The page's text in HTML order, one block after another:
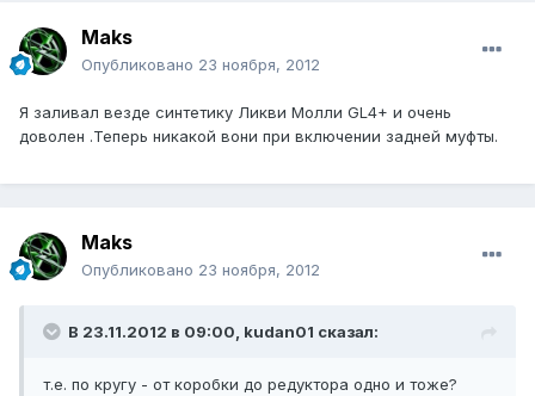
Maks
Опубликовано 23 ноября, 2012
Я заливал везде синтетику Ликви Молли GL4+ и очень
доволен .Теперь никакой вони при включении задней муфты.
Maks
Опубликовано 23 ноября, 2012
В 23.11.2012 в 09:00, kudan01 сказал:
т.е. по кругу - от коробки до редуктора одно и тоже?